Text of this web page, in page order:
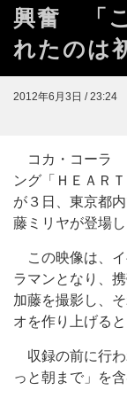
興奮 「
れたのは
2012年6月3日 / 23:24
コカ・コーラ
ング「ＨＥＡＲ
が３日、東京都
藤ミリヤが登場し
この映像は、イ
ラマンとなり、
加藤を撮影し、
オを作り上げる
収録の前に行わ
っと朝まで」を